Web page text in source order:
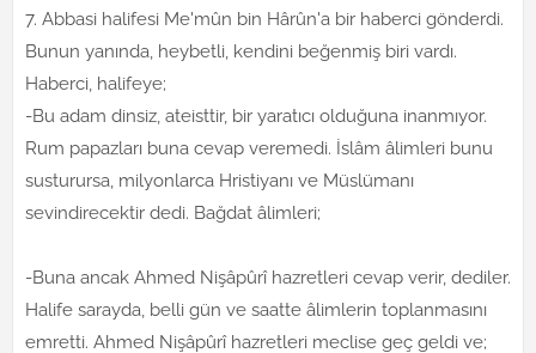
7. Abbasi halifesi Me'mûn bin Hârûn'a bir haberci gönderdi.
Bunun yanında, heybetli, kendini beğenmiş biri vardı.
Haberci, halifeye;
-Bu adam dinsiz, ateisttir, bir yaratıcı olduğuna inanmıyor.
Rum papazları buna cevap veremedi. İslâm âlimleri bunu
susturursa, milyonlarca Hristiyanı ve Müslümanı
sevindirecektir dedi. Bağdat âlimleri;
-Buna ancak Ahmed Nişâpûrî hazretleri cevap verir, dediler.
Halife sarayda, belli gün ve saatte âlimlerin toplanmasını
emretti. Ahmed Nişâpûrî hazretleri meclise geç geldi ve;